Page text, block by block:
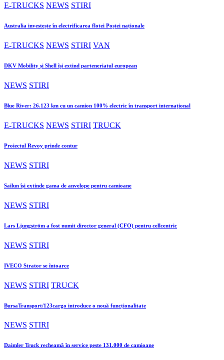
E-TRUCKS NEWS STIRI
Australia investește în electrificarea flotei Poștei naționale
E-TRUCKS NEWS STIRI VAN
DKV Mobility și Shell își extind parteneriatul european
NEWS STIRI
Blue River: 26.123 km cu un camion 100% electric în transport internațional
E-TRUCKS NEWS STIRI TRUCK
Proiectul Revoy prinde contur
NEWS STIRI
Sailun își extinde gama de anvelope pentru camioane
NEWS STIRI
Lars Ljungström a fost numit director general (CFO) pentru cellcentric
NEWS STIRI
IVECO Strator se întoarce
NEWS STIRI TRUCK
BursaTransport/123cargo introduce o nouă funcționalitate
NEWS STIRI
Daimler Truck recheamă în service peste 131.000 de camioane